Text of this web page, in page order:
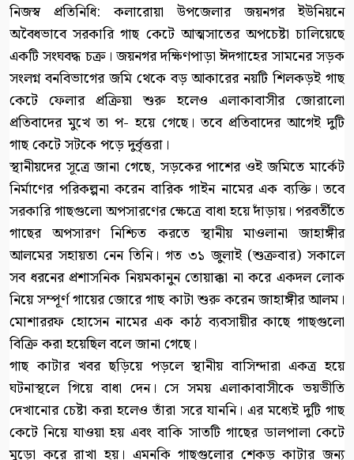
নিজস্ব প্রতিনিধি: কলারোয়া উপজেলার জয়নগর ইউনিয়নে
অবৈধভাবে সরকারি গাছ কেটে আত্মসাতের অপচেষ্টা চালিয়েছে
একটি সংঘবদ্ধ চক্র। জয়নগর দক্ষিণপাড়া ঈদগাহের সামনের সড়ক
সংলগ্ন বনবিভাগের জমি থেকে বড় আকারের নয়টি শিলকড়ই গাছ
কেটে ফেলার প্রক্রিয়া শুরু হলেও এলাকাবাসীর জোরালো
প্রতিবাদের মুখে তা প- হয়ে গেছে। তবে প্রতিবাদের আগেই দুটি
গাছ কেটে সটকে পড়ে দুর্বৃত্তরা।
স্থানীয়দের সূত্রে জানা গেছে, সড়কের পাশের ওই জমিতে মার্কেট
নির্মাণের পরিকল্পনা করেন বারিক গাইন নামের এক ব্যক্তি। তবে
সরকারি গাছগুলো অপসারণের ক্ষেত্রে বাধা হয়ে দাঁড়ায়। পরবর্তীতে
গাছের অপসারণ নিশ্চিত করতে স্থানীয় মাওলানা জাহাঙ্গীর
আলমের সহায়তা নেন তিনি। গত ৩১ জুলাই (শুক্রবার) সকালে
সব ধরনের প্রশাসনিক নিয়মকানুন তোয়াক্কা না করে একদল লোক
নিয়ে সম্পূর্ণ গায়ের জোরে গাছ কাটা শুরু করেন জাহাঙ্গীর আলম।
মোশাররফ হোসেন নামের এক কাঠ ব্যবসায়ীর কাছে গাছগুলো
বিক্রি করা হয়েছিল বলে জানা গেছে।
গাছ কাটার খবর ছড়িয়ে পড়লে স্থানীয় বাসিন্দারা একত্র হয়ে
ঘটনাস্থলে গিয়ে বাধা দেন। সে সময় এলাকাবাসীকে ভয়ভীতি
দেখানোর চেষ্টা করা হলেও তাঁরা সরে যাননি। এর মধ্যেই দুটি গাছ
কেটে নিয়ে যাওয়া হয় এবং বাকি সাতটি গাছের ডালপালা কেটে
মুড়ো করে রাখা হয়। এমনকি গাছগুলোর শেকড় কাটার জন্য